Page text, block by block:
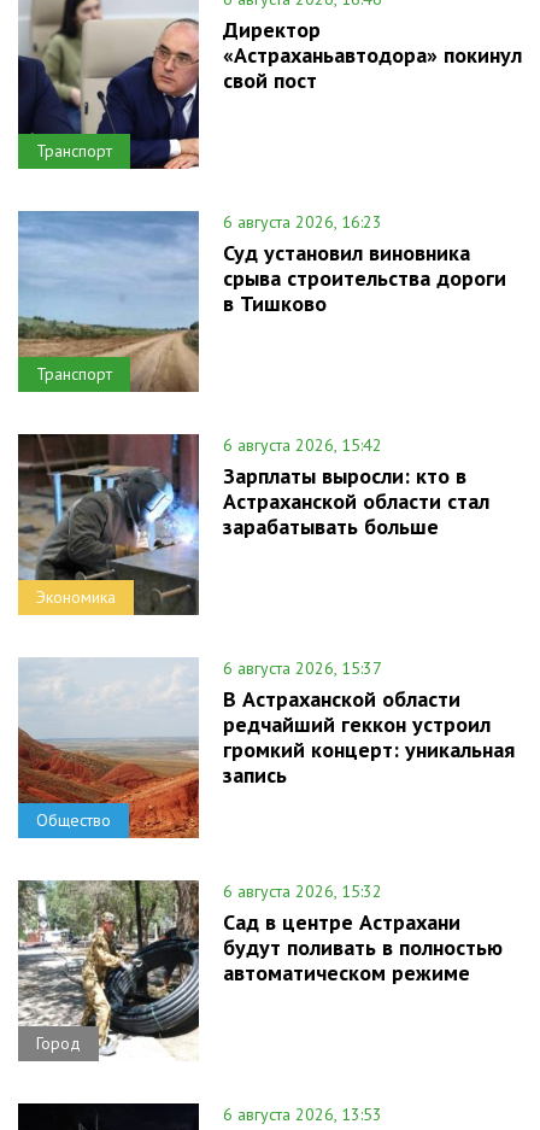
Транспорт
Директор
«Астраханьавтодора» покинул
свой пост
Транспорт
6 августа 2026, 16:23
Суд установил виновника
срыва строительства дороги
в Тишково
Экономика
6 августа 2026, 15:42
Зарплаты выросли: кто в
Астраханской области стал
зарабатывать больше
Общество
6 августа 2026, 15:37
В Астраханской области
редчайший геккон устроил
громкий концерт: уникальная
запись
Город
6 августа 2026, 15:32
Сад в центре Астрахани
будут поливать в полностью
автоматическом режиме
6 августа 2026, 13:53